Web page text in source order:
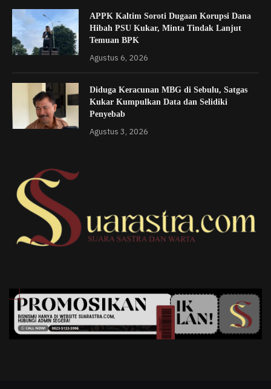
APPK Kaltim Soroti Dugaan Korupsi Dana
Hibah PSU Kukar, Minta Tindak Lanjut
Temuan BPK
Agustus 6, 2026
Diduga Keracunan MBG di Sebulu, Satgas
Kukar Kumpulkan Data dan Selidiki
Penyebab
Agustus 3, 2026